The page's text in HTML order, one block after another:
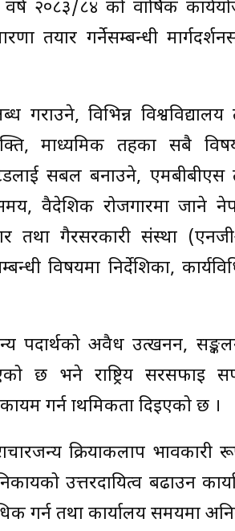
२०८३/८४ को वार्षिक
तयार गर्नेसम्बन्धी
विभिन्न विश्वविद्यालय
माध्यमिक तहका सबै
सबल बनाउने, एमबीबीएस
वैदेशिक रोजगारमा जाने
तथा गैरसरकारी संस्था
विषयमा निर्देशिका,
पदार्थको अवैध उत्खनन,
छ भने राष्ट्रिय सरसफाइ
गर्न प्राथमिकता दिइएको छ ।
क्रियाकलाप प्रभावकारी
उत्तरदायित्व बढाउन
गर्न तथा कार्यालय समयमा